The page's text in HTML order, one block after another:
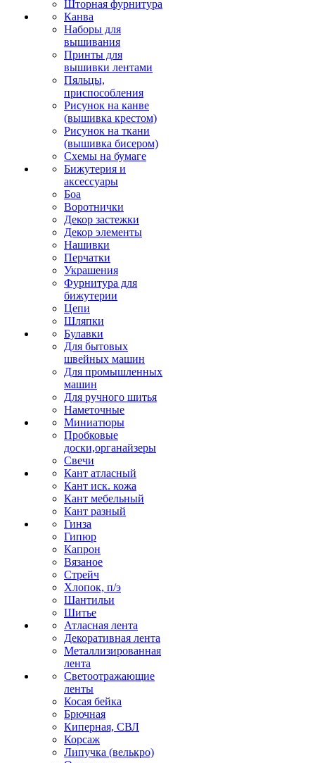
Шторная фурнитура
Канва
Наборы для
вышивания
Принты для
вышивки лентами
Пяльцы,
приспособления
Рисунок на канве
(вышивка крестом)
Рисунок на ткани
(вышивка бисером)
Схемы на бумаге
Бижутерия и
аксессуары
Боа
Воротнички
Декор застежки
Декор элементы
Нашивки
Перчатки
Украшения
Фурнитура для
бижутерии
Цепи
Шляпки
Булавки
Для бытовых
швейных машин
Для промышленных
машин
Для ручного шитья
Наметочные
Миниатюры
Пробковые
доски,органайзеры
Свечи
Кант атласный
Кант иск. кожа
Кант мебельный
Кант разный
Гинза
Гипюр
Капрон
Вязаное
Стрейч
Хлопок, п/э
Шантильи
Шитье
Атласная лента
Декоративная лента
Металлизированная
лента
Светоотражающие
ленты
Косая бейка
Брючная
Киперная, СВЛ
Корсаж
Липучка (велькро)